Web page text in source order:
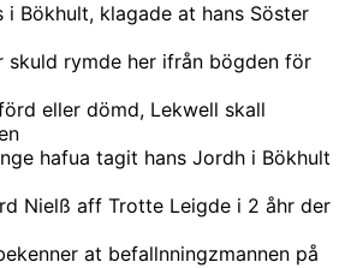
i Bökhult, klagade at hans Söster
skuld rymde her ifrån bögden för
eller dömd, Lekwell skall
hafua tagit hans Jordh i Bökhult
Nielß aff Trotte Leigde i 2 åhr der
at befallnningzmannen på